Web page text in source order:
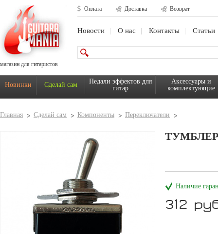
магазин для гитаристов
Оплата Доставка Возврат
Новости О нас Контакты Статьи
Новинки Сделай сам
Педали эффектов для
гитар
Аксессуары и
комплектующие
Главная Сделай сам Компоненты Переключатели
ТУМБЛЕР
Наличие
312